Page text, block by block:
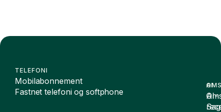
TELEFONI
Mobilabonnement
Fastnet telefoni og softphone
AI
AI-